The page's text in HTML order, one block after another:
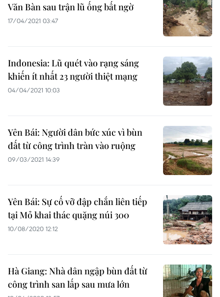
Văn Bàn sau trận lũ ống bất ngờ
17/04/2021 03:47
Indonesia: Lũ quét vào rạng sáng
khiến ít nhất 23 người thiệt mạng
04/04/2021 10:03
Yên Bái: Người dân bức xúc vì bùn
đất từ công trình tràn vào ruộng
09/03/2021 14:39
Yên Bái: Sự cố vỡ đập chắn liên tiếp
tại Mỏ khai thác quặng núi 300
10/08/2020 12:12
Hà Giang: Nhà dân ngập bùn đất từ
công trình san lấp sau mưa lớn